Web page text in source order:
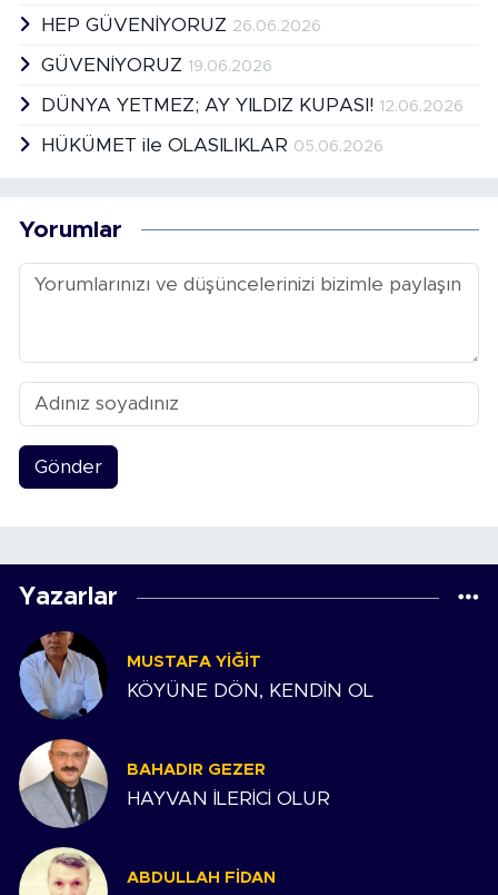
HEP GÜVENİYORUZ 26.06.2026
GÜVENİYORUZ 19.06.2026
DÜNYA YETMEZ; AY YILDIZ KUPASI! 12.06.2026
HÜKÜMET ile OLASILIKLAR 05.06.2026
Yorumlar
Gönder
Yazarlar
MUSTAFA YIĞIT
KÖYÜNE DÖN, KENDİN OL
BAHADIR GEZER
HAYVAN İLERİCİ OLUR
ABDULLAH FIDAN